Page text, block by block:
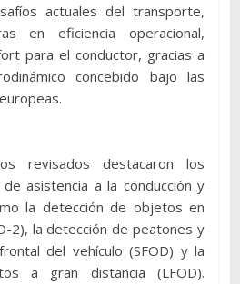
actuales del transporte,
en eficiencia operacional,
para el conductor, gracias a
concebido bajo las
revisados destacaron los
asistencia a la conducción y
la detección de objetos en
2), la detección de peatones y
del vehículo (SFOD) y la
a gran distancia (LFOD).